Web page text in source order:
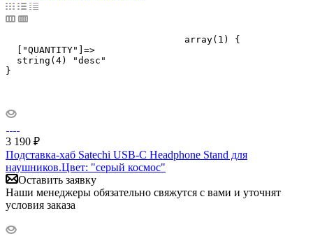
  ["QUANTITY"]=>
  string(4) "desc"
}
3 190 ₽
Подставка-хаб Satechi USB-C Headphone Stand для
наушников.Цвет: "серый космос"
Оставить заявку
Наши менеджеры обязательно свяжутся с вами и уточнят
условия заказа